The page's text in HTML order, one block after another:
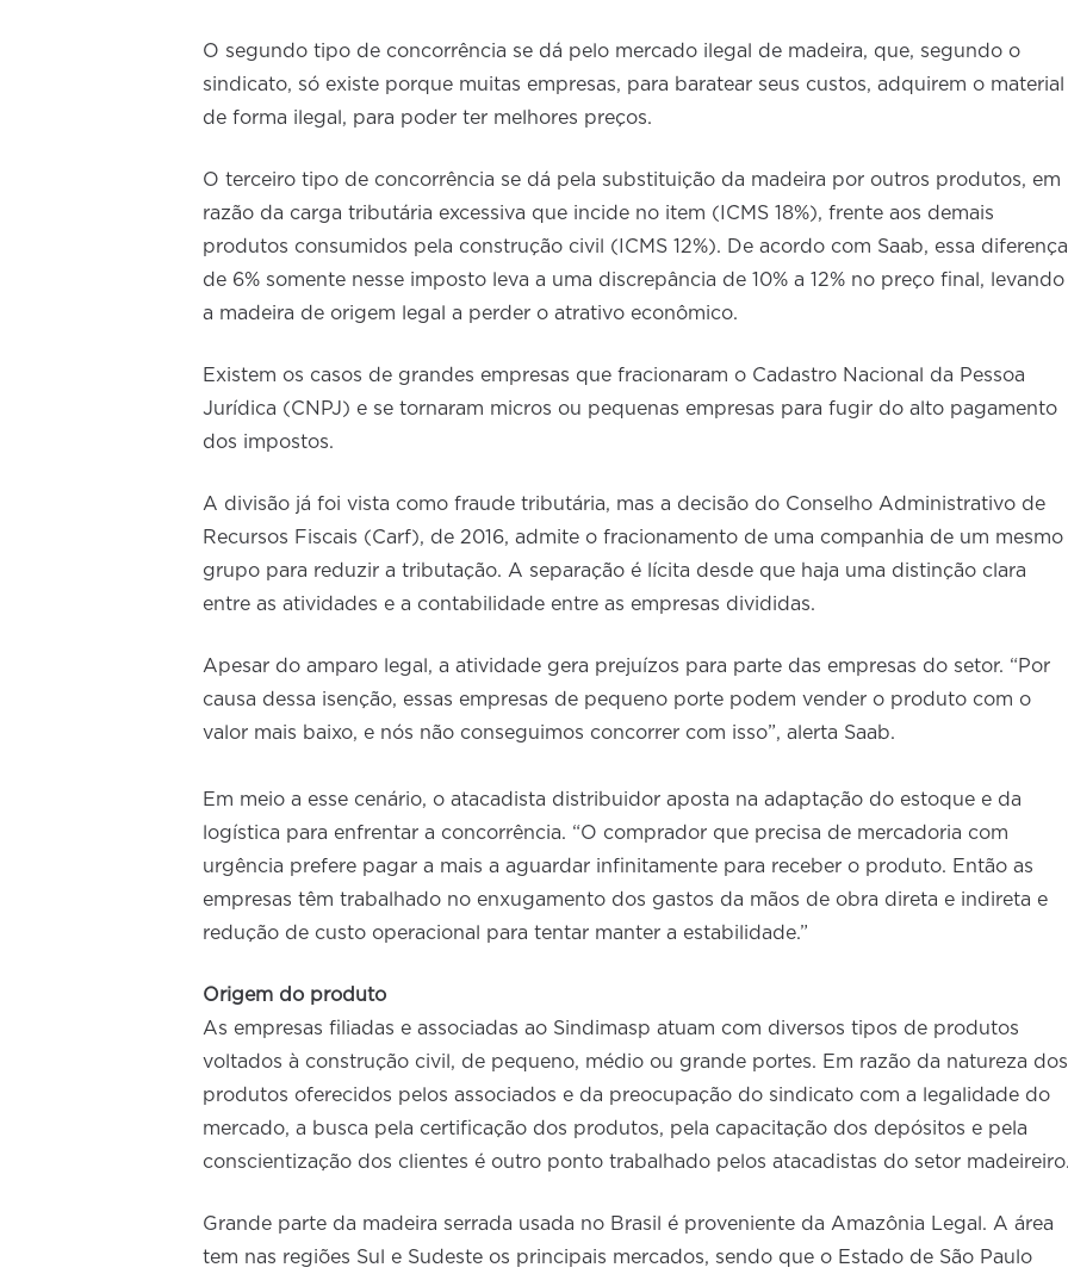
O segundo tipo de concorrência se dá pelo mercado ilegal de madeira, que, segundo o
sindicato, só existe porque muitas empresas, para baratear seus custos, adquirem o material
de forma ilegal, para poder ter melhores preços.
O terceiro tipo de concorrência se dá pela substituição da madeira por outros produtos, em
razão da carga tributária excessiva que incide no item (ICMS 18%), frente aos demais
produtos consumidos pela construção civil (ICMS 12%). De acordo com Saab, essa diferença
de 6% somente nesse imposto leva a uma discrepância de 10% a 12% no preço final, levando
a madeira de origem legal a perder o atrativo econômico.
Existem os casos de grandes empresas que fracionaram o Cadastro Nacional da Pessoa
Jurídica (CNPJ) e se tornaram micros ou pequenas empresas para fugir do alto pagamento
dos impostos.
A divisão já foi vista como fraude tributária, mas a decisão do Conselho Administrativo de
Recursos Fiscais (Carf), de 2016, admite o fracionamento de uma companhia de um mesmo
grupo para reduzir a tributação. A separação é lícita desde que haja uma distinção clara
entre as atividades e a contabilidade entre as empresas divididas.
Apesar do amparo legal, a atividade gera prejuízos para parte das empresas do setor. “Por
causa dessa isenção, essas empresas de pequeno porte podem vender o produto com o
valor mais baixo, e nós não conseguimos concorrer com isso”, alerta Saab.
Em meio a esse cenário, o atacadista distribuidor aposta na adaptação do estoque e da
logística para enfrentar a concorrência. “O comprador que precisa de mercadoria com
urgência prefere pagar a mais a aguardar infinitamente para receber o produto. Então as
empresas têm trabalhado no enxugamento dos gastos da mãos de obra direta e indireta e
redução de custo operacional para tentar manter a estabilidade.”
Origem do produto
As empresas filiadas e associadas ao Sindimasp atuam com diversos tipos de produtos
voltados à construção civil, de pequeno, médio ou grande portes. Em razão da natureza dos
produtos oferecidos pelos associados e da preocupação do sindicato com a legalidade do
mercado, a busca pela certificação dos produtos, pela capacitação dos depósitos e pela
conscientização dos clientes é outro ponto trabalhado pelos atacadistas do setor
Grande parte da madeira serrada usada no Brasil é proveniente da Amazônia Legal. A área
tem nas regiões Sul e Sudeste os principais mercados, sendo que o Estado de São Paulo